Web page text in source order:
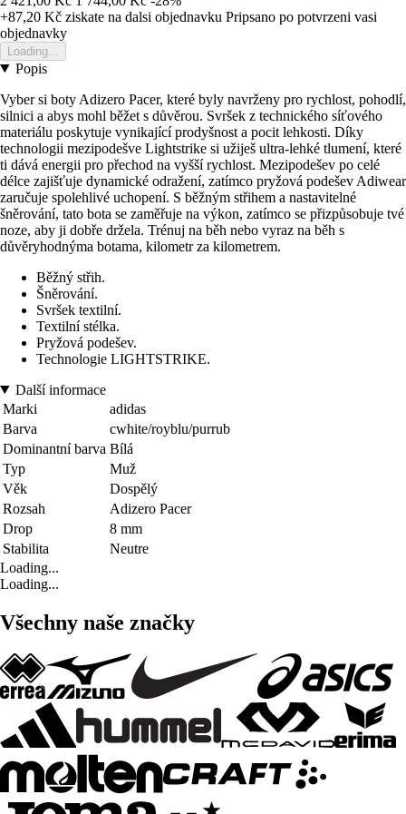
+87,20 Kč ziskate na dalsi objednavku Pripsano po potvrzeni vasi
objednavky
Loading...
Popis
Vyber si boty Adizero Pacer, které byly navrženy pro rychlost, pohodlí,
silnici a abys mohl běžet s důvěrou. Svršek z technického síťového
materiálu poskytuje vynikající prodyšnost a pocit lehkosti. Díky
technologii mezipodešve Lightstrike si užiješ ultra-lehké tlumení, které
ti dává energii pro přechod na vyšší rychlost. Mezipodešev po celé
délce zajišťuje dynamické odražení, zatímco pryžová podešev Adiwear
zaručuje spolehlivé uchopení. S běžným střihem a nastavitelné
šněrování, tato bota se zaměřuje na výkon, zatímco se přizpůsobuje tvé
noze, aby ji dobře držela. Trénuj na běh nebo vyraz na běh s
důvěryhodnýma botama, kilometr za kilometrem.
Běžný střih.
Šněrování.
Svršek textilní.
Textilní stélka.
Pryžová podešev.
Technologie LIGHTSTRIKE.
Další informace
Marki
adidas
Barva
cwhite/royblu/purrub
Dominantní barva Bílá
Typ
Muž
Věk
Dospělý
Rozsah
Adizero Pacer
Drop
8 mm
Stabilita
Neutre
Loading...
Loading...
Všechny naše značky